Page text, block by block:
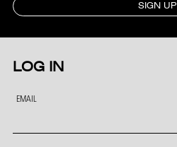
SIGN UP
LOG IN
EMAIL